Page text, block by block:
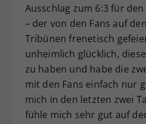
Ausschlag zum 6:3 für
– der von den Fans auf
Tribünen frenetisch
unheimlich glücklich,
zu haben und habe die
mit den Fans einfach nur
mich in den letzten zwei
fühle mich sehr gut auf